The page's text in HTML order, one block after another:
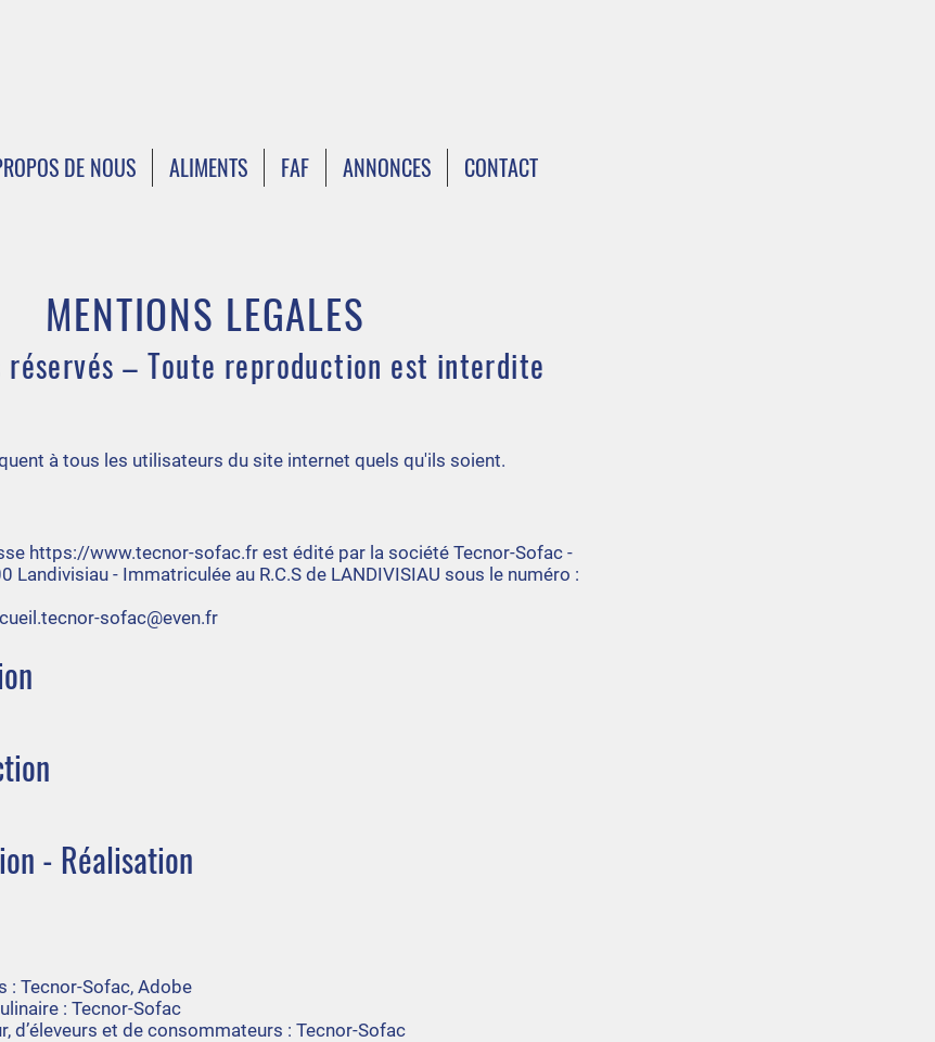
DE NOUS ALIMENTS FAF ANNONCES CONTACT
MENTIONS LEGALES
réservés – Toute reproduction est interdite
à tous les utilisateurs du site internet quels qu'ils soient.
https://www.tecnor-sofac.fr est édité par la société Tecnor-Sofac -
Landivisiau - Immatriculée au R.C.S de LANDIVISIAU sous le numéro :
sofac@even.fr
- Réalisation
Tecnor-Sofac, Adobe
: Tecnor-Sofac
d’éleveurs et de consommateurs : Tecnor-Sofac